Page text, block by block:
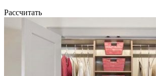
Рассчитать